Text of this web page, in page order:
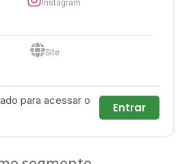
Instagram
Site
para acessar o
Entrar